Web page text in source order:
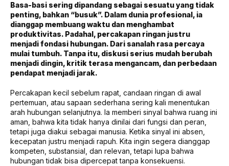
Basa-basi sering dipandang sebagai sesuatu yang tidak
penting, bahkan “busuk”. Dalam dunia profesional, ia
dianggap membuang waktu dan menghambat
produktivitas. Padahal, percakapan ringan justru
menjadi fondasi hubungan. Dari sanalah rasa percaya
mulai tumbuh. Tanpa itu, diskusi serius mudah berubah
menjadi dingin, kritik terasa mengancam, dan perbedaan
pendapat menjadi jarak.
Percakapan kecil sebelum rapat, candaan ringan di awal
pertemuan, atau sapaan sederhana sering kali menentukan
arah hubungan selanjutnya. Ia memberi sinyal bahwa ruang ini
aman, bahwa kita tidak hanya dinilai dari fungsi dan peran,
tetapi juga diakui sebagai manusia. Ketika sinyal ini absen,
kecepatan justru menjadi rapuh. Kita ingin segera dianggap
kompeten, substansial, dan relevan, tetapi lupa bahwa
hubungan tidak bisa dipercepat tanpa konsekuensi.